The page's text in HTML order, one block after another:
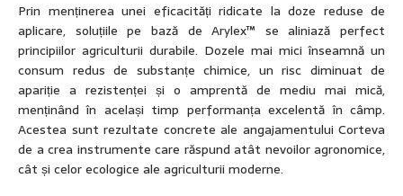
Prin menținerea unei eficacități ridicate la doze reduse de
aplicare, soluțiile pe bază de Arylex™ se aliniază perfect
principiilor agriculturii durabile. Dozele mai mici înseamnă un
consum redus de substanțe chimice, un risc diminuat de
apariție a rezistenței și o amprentă de mediu mai mică,
menținând în același timp performanța excelentă în câmp.
Acestea sunt rezultate concrete ale angajamentului Corteva
de a crea instrumente care răspund atât nevoilor agronomice,
cât și celor ecologice ale agriculturii moderne.